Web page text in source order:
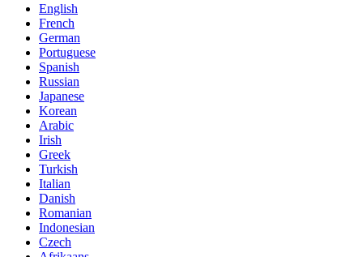
English
French
German
Portuguese
Spanish
Russian
Japanese
Korean
Arabic
Irish
Greek
Turkish
Italian
Danish
Romanian
Indonesian
Czech